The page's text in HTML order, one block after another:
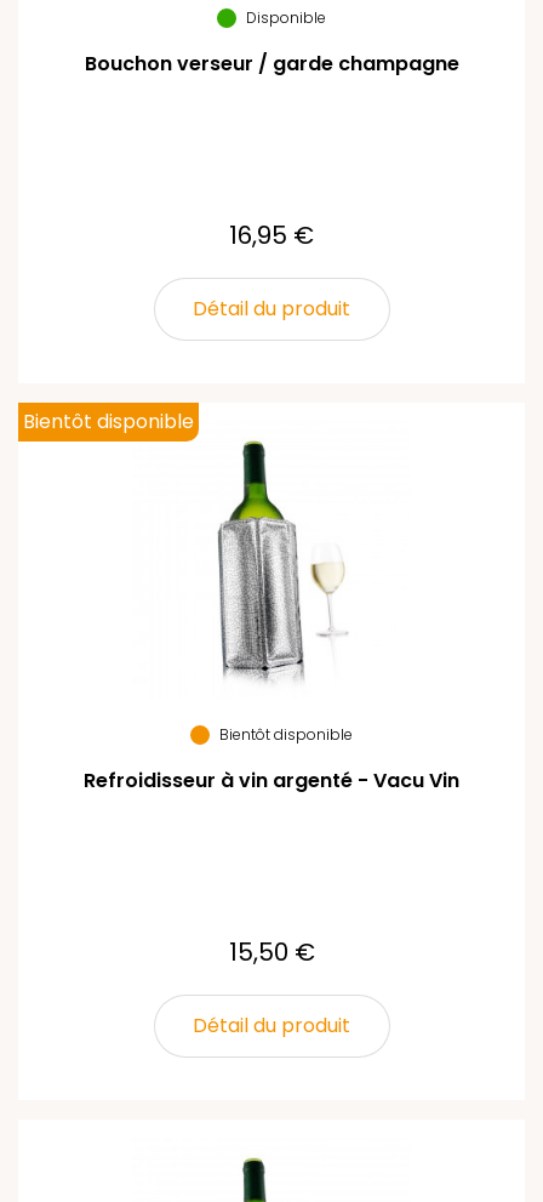
Disponible
Bouchon verseur / garde champagne
16,95 €
Détail du produit
Bientôt disponible
Refroidisseur à vin argenté - Vacu Vin
15,50 €
Détail du produit
Bientôt disponible